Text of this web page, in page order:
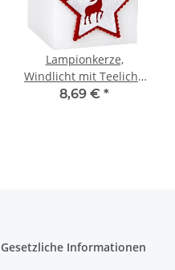
Lampionkerze,
Windlicht mit Teelicht,
Container zu
8,69 € *
Gesetzliche Informationen